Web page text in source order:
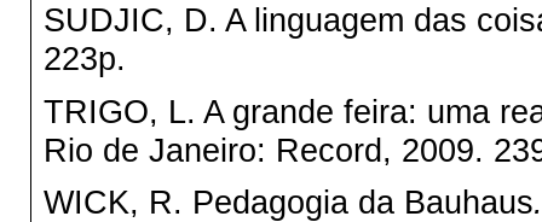
SUDJIC, D. A linguagem das
223p.
TRIGO, L. A grande feira: uma
Rio de Janeiro: Record, 2009.
WICK, R. Pedagogia da Bauhaus